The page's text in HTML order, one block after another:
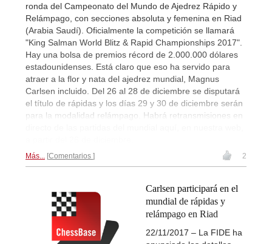
ronda del Campeonato del Mundo de Ajedrez Rápido y
Relámpago, con secciones absoluta y femenina en Riad
(Arabia Saudí). Oficialmente la competición se llamará
"King Salman World Blitz & Rapid Championships 2017".
Hay una bolsa de premios récord de 2.000.000 dólares
estadounidenses. Está claro que eso ha servido para
atraer a la flor y nata del ajedrez mundial, Magnus
Carlsen incluido. Del 26 al 28 de diciembre se disputará
el título de rápidas y los días 29 y 30 de diciembre serán
para la modalidad relámpago. Habrá retransmisiones en
Más... Comentarios 2
Carlsen participará en el
mundial de rápidas y
relámpago en Riad
22/11/2017 – La FIDE ha